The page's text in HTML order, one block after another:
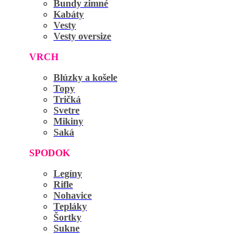
Bundy zimné
Kabáty
Vesty
Vesty oversize
VRCH
Blúzky a košele
Topy
Tričká
Svetre
Mikiny
Saká
SPODOK
Legíny
Rifle
Nohavice
Tepláky
Šortky
Sukne